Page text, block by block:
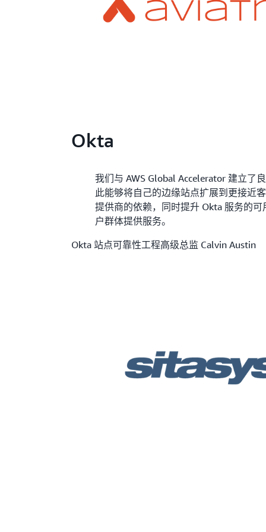
Okta
我们与 AWS Global Accelerator 建立了
此能够将自己的边缘站点扩展到更接近
提供商的依赖，同时提升 Okta 服务的
户群体提供服务。
Okta 站点可靠性工程高级总监 Calvin Austin